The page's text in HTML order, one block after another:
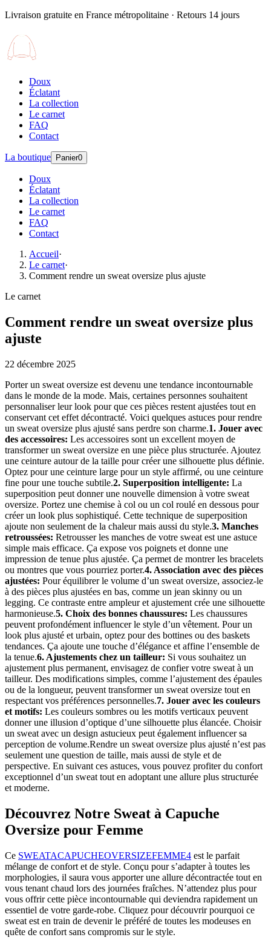
Livraison gratuite en France métropolitaine · Retours 14 jours
Doux
Éclatant
La collection
Le carnet
FAQ
Contact
La boutique Panier0
Doux
Éclatant
La collection
Le carnet
FAQ
Contact
Accueil·
Le carnet·
Comment rendre un sweat oversize plus ajuste
Le carnet
Comment rendre un sweat oversize plus
ajuste
22 décembre 2025
Porter un sweat oversize est devenu une tendance incontournable
dans le monde de la mode. Mais, certaines personnes souhaitent
personnaliser leur look pour que ces pièces restent ajustées tout en
conservant cet effet décontracté. Voici quelques astuces pour rendre
un sweat oversize plus ajusté sans perdre son charme.1. Jouer avec
des accessoires: Les accessoires sont un excellent moyen de
transformer un sweat oversize en une pièce plus structurée. Ajoutez
une ceinture autour de la taille pour créer une silhouette plus définie.
Optez pour une ceinture large pour un style affirmé, ou une ceinture
fine pour une touche subtile.2. Superposition intelligente: La
superposition peut donner une nouvelle dimension à votre sweat
oversize. Portez une chemise à col ou un col roulé en dessous pour
créer un look plus sophistiqué. Cette technique de superposition
ajoute non seulement de la chaleur mais aussi du style.3. Manches
retroussées: Retrousser les manches de votre sweat est une astuce
simple mais efficace. Ça expose vos poignets et donne une
impression de tenue plus ajustée. Ça permet de montrer les bracelets
ou montres que vous pourriez porter.4. Association avec des pièces
ajustées: Pour équilibrer le volume d’un sweat oversize, associez-le
à des pièces plus ajustées en bas, comme un jean skinny ou un
legging. Ce contraste entre ampleur et ajustement crée une silhouette
harmonieuse.5. Choix des bonnes chaussures: Les chaussures
peuvent profondément influencer le style d’un vêtement. Pour un
look plus ajusté et urbain, optez pour des bottines ou des baskets
tendances. Ça ajoute une touche d’élégance et affine l’ensemble de
la tenue.6. Ajustements chez un tailleur: Si vous souhaitez un
ajustement plus permanent, envisagez de confier votre sweat à un
tailleur. Des modifications simples, comme l’ajustement des épaules
ou de la longueur, peuvent transformer un sweat oversize tout en
respectant vos préférences personnelles.7. Jouer avec les couleurs
et motifs: Les couleurs sombres ou les motifs verticaux peuvent
donner une illusion d’optique d’une silhouette plus élancée. Choisir
un sweat avec un design astucieux peut également influencer sa
perception de volume.Rendre un sweat oversize plus ajusté n’est pas
seulement une question de taille, mais aussi de style et de
perspective. En suivant ces astuces, vous pouvez profiter du confort
exceptionnel d’un sweat tout en adoptant une allure plus structurée
et moderne.
Découvrez Notre Sweat à Capuche
Oversize pour Femme
Ce SWEATACAPUCHEOVERSIZEFEMME4 est le parfait
mélange de confort et de style. Conçu pour s’adapter à toutes les
morphologies, il saura vous apporter une allure décontractée tout en
vous tenant chaud lors des journées fraîches. N’attendez plus pour
vous offrir cette pièce incontournable qui deviendra rapidement un
essentiel de votre garde-robe. Cliquez pour découvrir pourquoi ce
sweat est en train de devenir le préféré de toutes les modeuses en
quête de confort sans compromis sur le style.